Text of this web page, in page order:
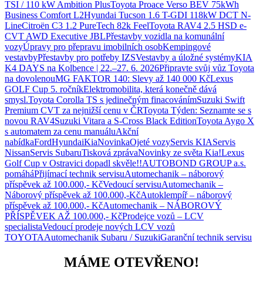
TSI / 110 kW Ambition PlusToyota Proace Verso BEV 75kWh
Business Comfort L2Hyundai Tucson 1.6 T-GDI 118kW DCT N-
LineCitroën C3 1.2 PureTech 82k FeelToyota RAV4 2.5 HSD e-
CVT AWD Executive JBLPřestavby vozidla na komunální
vozyÚpravy pro přepravu imobilních osobKempingové
vestavbyPřestavby pro potřeby IZSVestavby a úložné systémyKIA
K4 DAYS na Kolbence | 22.–27. 6. 2026Připravte svůj vůz Toyota
na dovolenouMG FAKTOR 140: Slevy až 140 000 KčLexus
GOLF Cup 5. ročníkElektromobilita, která konečně dává
smysl.Toyota Corolla TS s jedinečným finacovánímSuzuki Swift
Premium CVT za nejnižší cenu v ČRToyota Týden: Seznamte se s
novou RAV4Suzuki Vitara a S-Cross Black EditionToyota Aygo X
s automatem za cenu manuáluAkční
nabídkaFordHyundaiKiaNovinkaOjeté vozyServis KIAServis
NissanServis SubaruTisková zprávaNovinky ze světa Kia!Lexus
Golf Cup v Ostravici dopadl skvěle!!AUTOBOND GROUP a.s.
pomáháPřijímací technik servisuAutomechanik – náborový
příspěvek až 100.000,- KčVedoucí servisuAutomechanik –
Náborový příspěvek až 100.000,-KčAutoklempíř – náborový
příspěvek až 100.000,- KčAutomechanik – NÁBOROVÝ
PŘÍSPĚVEK AŽ 100.000,- KčProdejce vozů – LCV
specialistaVedoucí prodeje nových LCV vozů
TOYOTAAutomechanik Subaru / SuzukiGaranční technik servisu
MÁME OTEVŘENO!